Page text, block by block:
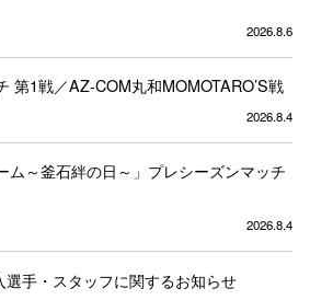
2026.8.6
第1戦／AZ-COM丸和MOMOTARO’S戦
2026.8.4
ム～釜石絆の日～」プレシーズンマッチ
2026.8.4
手・スタッフに関するお知らせ